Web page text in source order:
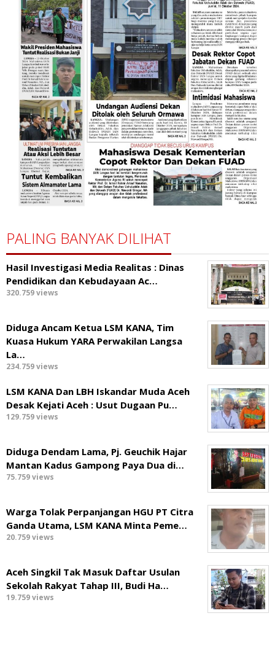
PALING BANYAK DILIHAT
Hasil Investigasi Media Realitas : ‎Dinas
Pendidikan dan Kebudayaan Ac…
320.759 views
Diduga Ancam Ketua LSM KANA, Tim
Kuasa Hukum YARA Perwakilan Langsa
La…
234.759 views
LSM KANA Dan LBH Iskandar Muda Aceh
Desak Kejati Aceh : Usut Dugaan Pu…
129.759 views
Diduga Dendam Lama, Pj. Geuchik Hajar
Mantan Kadus Gampong Paya Dua di…
75.759 views
Warga Tolak Perpanjangan HGU PT Citra
Ganda Utama, LSM KANA Minta Peme…
20.759 views
Aceh Singkil Tak Masuk Daftar Usulan
Sekolah Rakyat Tahap III, Budi Ha…
19.759 views